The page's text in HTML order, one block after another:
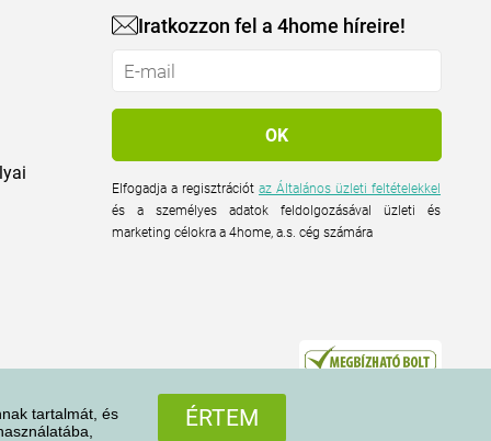
tartalmát, és
ÉRTEM
Iratkozzon fel a 4home híreire!
Elfogadja a regisztrációtaz Általános üzleti feltételekkel
és a személyes adatok feldolgozásával üzleti és
marketing célokra a 4home, a.s. cég számára